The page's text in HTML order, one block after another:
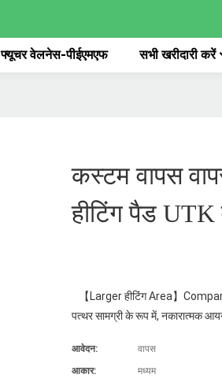
फ्यूचर वेलनेस-पीईएमएफ सभी खरीदारी करें
कस्टम वापस
हीटिंग पैड UTK
【Larger हीटिंग Area】
पत्थर सामग्री के रूप में, नकारात्मक
आवेदन:
वापस
आकार:
मध्यम